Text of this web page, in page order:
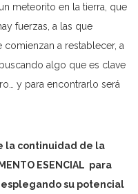
meteorito en la tierra, que
fuerzas, a las que
comienzan a restablecer, a
algo que es clave
y para encontrarlo será
la continuidad de la
ESENCIAL para
su potencial